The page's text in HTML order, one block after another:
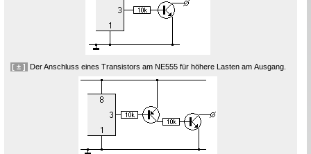
[ ± ] Der Anschluss eines Transistors am NE555 für höhere Lasten am Ausgang.